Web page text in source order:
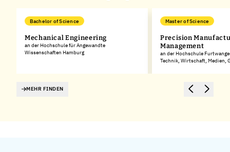
Bachelor of Science
Mechanical Engineering
an der Hochschule für Angewandte
Wissenschaften Hamburg
Master of Science
Precision
Management
an der Hochschule
Technik, Wirtschaft, Medien,
MEHR FINDEN